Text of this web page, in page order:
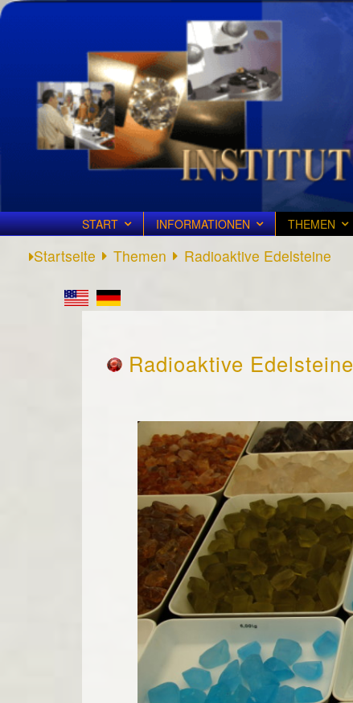
START INFORMATIONEN THEMEN
Startseite Themen Radioaktive Edelsteine
Radioaktive Edelsteine